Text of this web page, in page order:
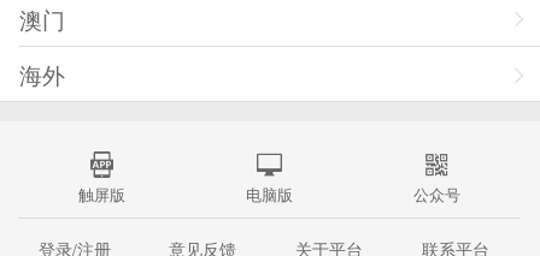
澳门
海外
触屏版 电脑版 公众号
登录/注册 意见反馈 关于平台 联系平台